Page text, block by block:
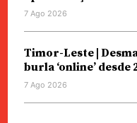
7 Ago 2026
Timor-Leste |
burla ‘online’ desde
7 Ago 2026